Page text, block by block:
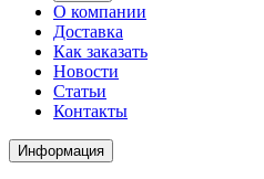
О компании
Доставка
Как заказать
Новости
Статьи
Контакты
Информация